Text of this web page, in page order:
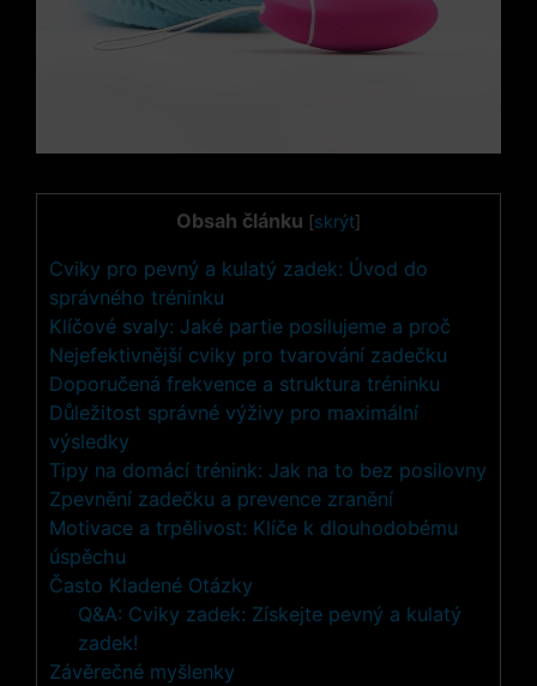
Obsah článku [skrýt]
Cviky pro pevný a kulatý zadek: Úvod do
⁤správného tréninku
Klíčové ⁢svaly: Jaké partie posilujeme a proč
Nejefektivnější cviky pro tvarování zadečku
Doporučená frekvence a​ struktura tréninku
Důležitost správné výživy pro maximální
výsledky
Tipy na domácí trénink: Jak na to bez posilovny
Zpevnění zadečku a prevence zranění
Motivace a trpělivost: Klíče k dlouhodobému
úspěchu
Často Kladené Otázky
Q&A: Cviky zadek: Získejte pevný a kulatý
zadek!
Závěrečné myšlenky